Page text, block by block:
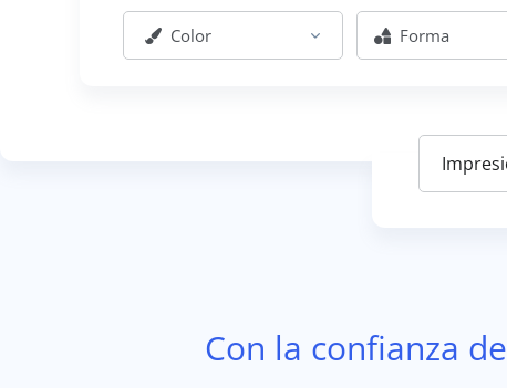
Color Forma
Con la confianza de